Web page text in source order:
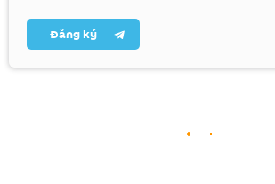
Đăng ký